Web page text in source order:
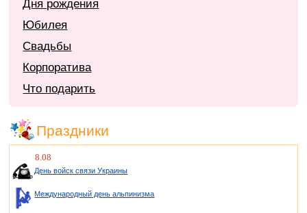
Дня рождения
Юбилея
Свадьбы
Корпоратива
Что подарить
Праздники
8.08
День войск связи Украины
Международный день альпинизма